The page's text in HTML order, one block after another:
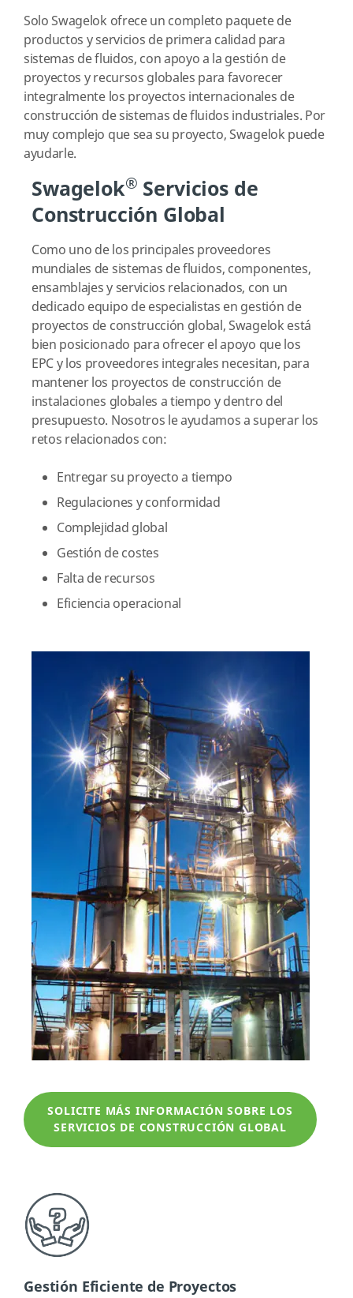
Solo Swagelok ofrece un completo paquete de
productos y servicios de primera calidad para
sistemas de fluidos, con apoyo a la gestión de
proyectos y recursos globales para favorecer
integralmente los proyectos internacionales de
construcción de sistemas de fluidos industriales. Por
muy complejo que sea su proyecto, Swagelok puede
ayudarle.
Swagelok® Servicios de
Construcción Global
Como uno de los principales proveedores
mundiales de sistemas de fluidos, componentes,
ensamblajes y servicios relacionados, con un
dedicado equipo de especialistas en gestión de
proyectos de construcción global, Swagelok está
bien posicionado para ofrecer el apoyo que los
EPC y los proveedores integrales necesitan, para
mantener los proyectos de construcción de
instalaciones globales a tiempo y dentro del
presupuesto. Nosotros le ayudamos a superar los
retos relacionados con:
Entregar su proyecto a tiempo
Regulaciones y conformidad
Complejidad global
Gestión de costes
Falta de recursos
Eficiencia operacional
SOLICITE MÁS INFORMACIÓN SOBRE LOS
SERVICIOS DE CONSTRUCCIÓN GLOBAL
Gestión Eficiente de Proyectos